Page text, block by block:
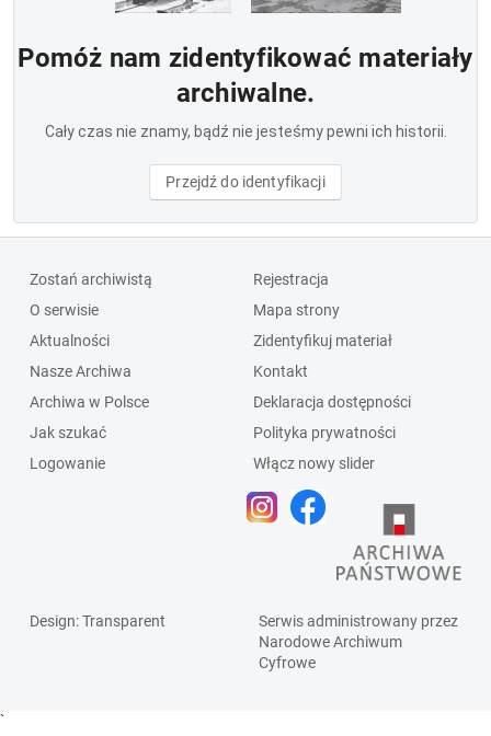
Pomóż nam zidentyfikować materiały
archiwalne.
Cały czas nie znamy, bądź nie jesteśmy pewni ich historii.
Przejdź do identyfikacji
Zostań archiwistą
O serwisie
Aktualności
Nasze Archiwa
Archiwa w Polsce
Jak szukać
Logowanie
Rejestracja
Mapa strony
Zidentyfikuj materiał
Kontakt
Deklaracja dostępności
Polityka prywatności
Włącz nowy slider
Design: Transparent
Serwis administrowany przez
Narodowe Archiwum
Cyfrowe
`